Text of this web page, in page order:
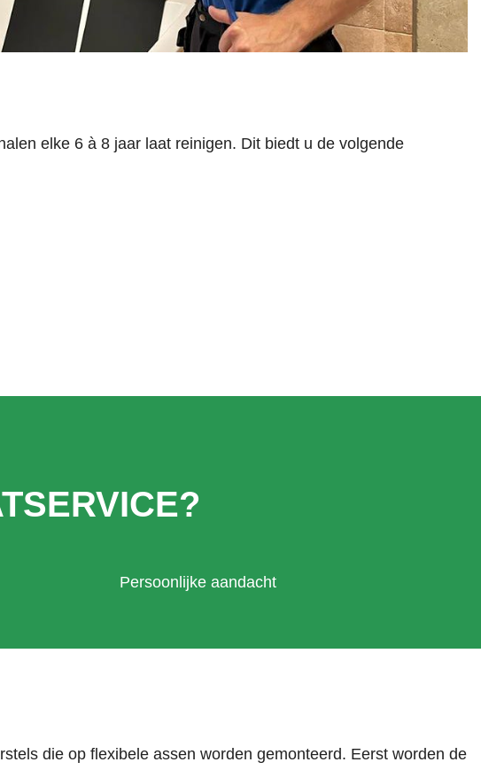
elke 6 à 8 jaar laat reinigen. Dit biedt u de volgende
Persoonlijke aandacht
die op flexibele assen worden gemonteerd. Eerst worden de